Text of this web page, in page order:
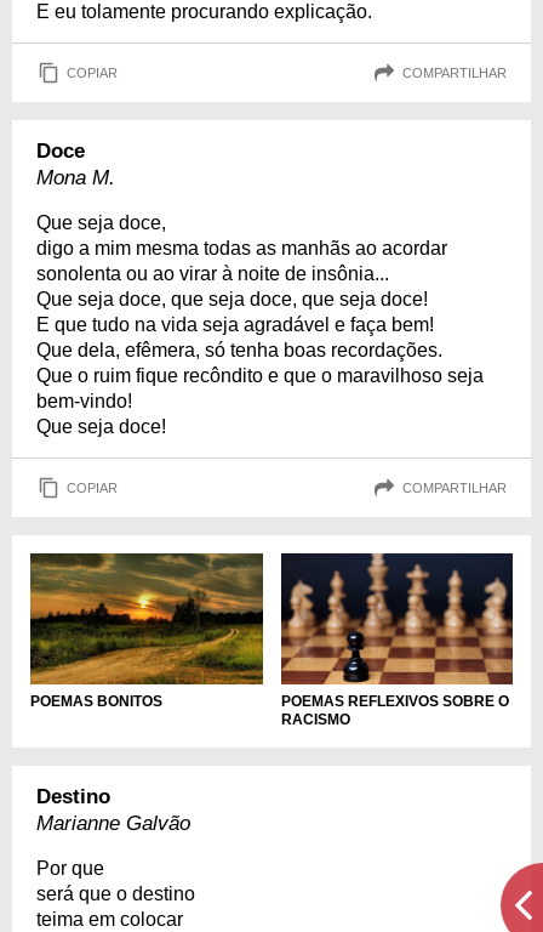
E eu tolamente procurando explicação.
COPIAR COMPARTILHAR
Doce
Mona M.
Que seja doce,
digo a mim mesma todas as manhãs ao acordar
sonolenta ou ao virar à noite de insônia...
Que seja doce, que seja doce, que seja doce!
E que tudo na vida seja agradável e faça bem!
Que dela, efêmera, só tenha boas recordações.
Que o ruim fique recôndito e que o maravilhoso seja
bem-vindo!
Que seja doce!
COPIAR COMPARTILHAR
POEMAS BONITOS
POEMAS REFLEXIVOS SOBRE O
RACISMO
Destino
Marianne Galvão
Por que
será que o destino
teima em colocar